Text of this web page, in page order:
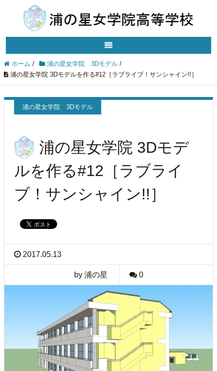
ホーム / 浦の星女学院 3Dモデル /
浦の星女学院 3Dモデルを作る#12［ラブライブ！サンシャイン!!］
浦の星女学院 3Dモデル
浦の星女学院 3Dモデ
ルを作る#12［ラブライ
ブ！サンシャイン!!］
2017.05.13
by 浦の星 0